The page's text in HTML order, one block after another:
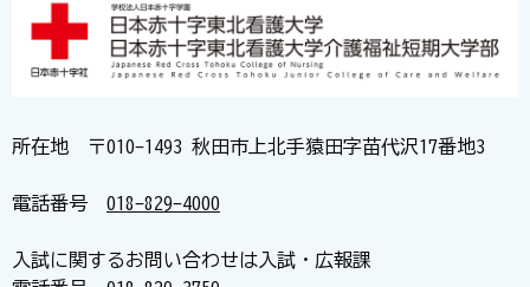
所在地 〒010-1493 秋田市上北手猿田字苗代沢17番地3
電話番号 018-829-4000
入試に関するお問い合わせは入試・広報課